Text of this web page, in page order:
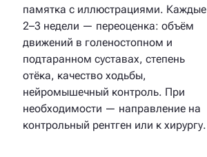
памятка с иллюстрациями. Каждые
2–3 недели — переоценка: объём
движений в голеностопном и
подтаранном суставах, степень
отёка, качество ходьбы,
нейромышечный контроль. При
необходимости — направление на
контрольный рентген или к хирургу.